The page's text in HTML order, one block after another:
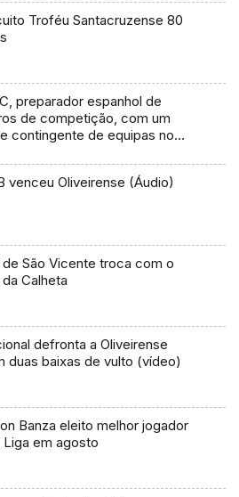
Troféu Santacruzense 80
preparador espanhol de
de competição, com um
contingente de equipas no
venceu Oliveirense (Áudio)
de São Vicente troca com o
da Calheta
defronta a Oliveirense
duas baixas de vulto (vídeo)
Banza eleito melhor jogador
Liga em agosto